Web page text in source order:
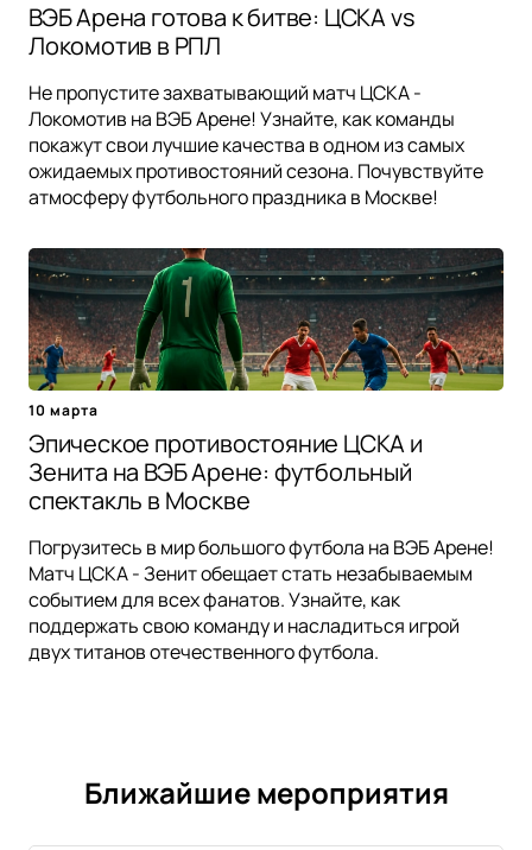
ВЭБ Арена готова к битве: ЦСКА vs
Локомотив в РПЛ
Не пропустите захватывающий матч ЦСКА -
Локомотив на ВЭБ Арене! Узнайте, как команды
покажут свои лучшие качества в одном из самых
ожидаемых противостояний сезона. Почувствуйте
атмосферу футбольного праздника в Москве!
10 марта
Эпическое противостояние ЦСКА и
Зенита на ВЭБ Арене: футбольный
спектакль в Москве
Погрузитесь в мир большого футбола на ВЭБ Арене!
Матч ЦСКА - Зенит обещает стать незабываемым
событием для всех фанатов. Узнайте, как
поддержать свою команду и насладиться игрой
двух титанов отечественного футбола.
Ближайшие мероприятия